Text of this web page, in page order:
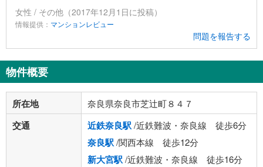
女性 / その他（2017年12月1日に投稿）
情報提供： マンションレビュー
問題を報告する
物件概要
所在地 奈良県奈良市芝辻町８４７
交通 近鉄奈良駅/近鉄難波・奈良線 徒歩6分
奈良駅/関西本線 徒歩12分
新大宮駅/近鉄難波・奈良線 徒歩16分